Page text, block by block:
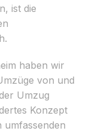
ist die
haben wir
von und
Umzug
Konzept
umfassenden